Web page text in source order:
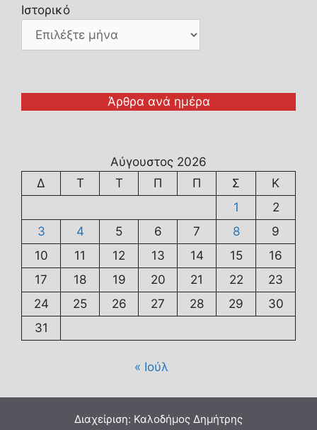
Ιστορικό
Άρθρα ανά ημέρα
Αύγουστος 2026
Δ
Τ Τ Π Π Σ
Κ
1
2
3
4 5 6 7 8
9
10
11 12 13 14 15
16
17
18 19 20 21 22
23
24
25 26 27 28 29
30
31
« Ιούλ
Διαχείριση: Καλοδήμος Δημήτρης